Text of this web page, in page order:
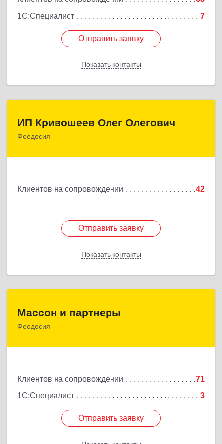
1С:Специалист
7
Отправить заявку
Показать контакты
Отправить заявку
Назад
ИП Кривошеев Олег Олегович
Феодосия
Клиентов на сопровождении 42
Отправить заявку
Показать контакты
Отправить заявку
Назад
Массон и партнеры
Феодосия
Клиентов на сопровождении
71
1С:Специалист
3
Отправить заявку
298112, Крым Респ, Феодосия г, Крымская ул, дом
Отправить заявку